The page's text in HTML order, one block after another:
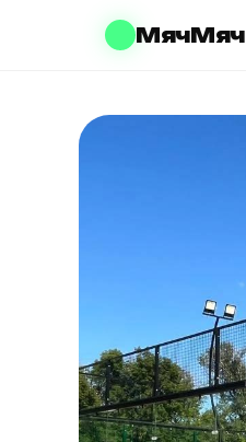
МячМяч